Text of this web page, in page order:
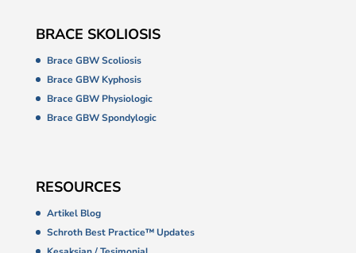
BRACE SKOLIOSIS
Brace GBW Scoliosis
Brace GBW Kyphosis
Brace GBW Physiologic
Brace GBW Spondylogic
RESOURCES
Artikel Blog
Schroth Best Practice™ Updates